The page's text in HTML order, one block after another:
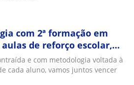
com 2ª formação em
de reforço escolar,
Química e Biologia
e com metodologia voltada à
cada aluno, vamos juntos vencer